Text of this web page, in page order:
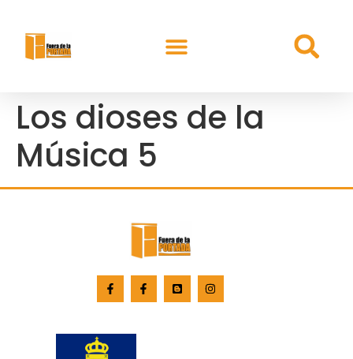
Los dioses de la
Música 5